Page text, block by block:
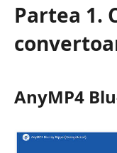
Partea 1.
AnyMP4